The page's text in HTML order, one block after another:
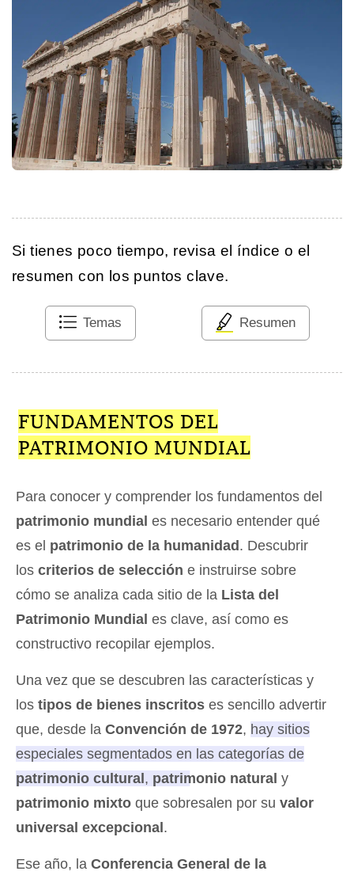
Si tienes poco tiempo, revisa el índice o el
resumen con los puntos clave.
Temas Resumen
FUNDAMENTOS DEL
PATRIMONIO MUNDIAL
Para conocer y comprender los fundamentos del
patrimonio mundial es necesario entender qué
es el patrimonio de la humanidad . Descubrir
los criterios de selección e instruirse sobre
cómo se analiza cada sitio de la Lista del
Patrimonio Mundial es clave, así como es
constructivo recopilar ejemplos.
Una vez que se descubren las características y
los tipos de bienes inscritos es sencillo advertir
que, desde la Convención de 1972, hay sitios
especiales segmentados en las categorías de
patrimonio cultural , patrimonio natural y
patrimonio mixto que sobresalen por su valor
universal excepcional .
Ese año, la Conferencia General de la